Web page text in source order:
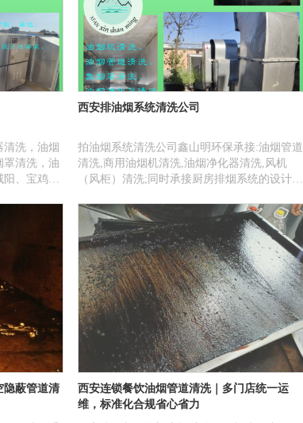
清洗，油烟
罩清洗，油
、宝鸡、
户有：商
、单位、
西安排油烟系统清洗公司
拍油烟系统清洗公司鑫山明环保承接:油烟管道
清洗,商用油烟机清洗,油烟净化器清洗,风机
（风柜）清洗;同时承接厨房排烟系统的设计安
场、酒店、小吃城、餐饮商户、学校、单位、
食品厂\医院、宾馆等。
隐蔽管道清
西安连锁餐饮油烟管道清洗｜多门店统一运
维，标准化合规省心省力